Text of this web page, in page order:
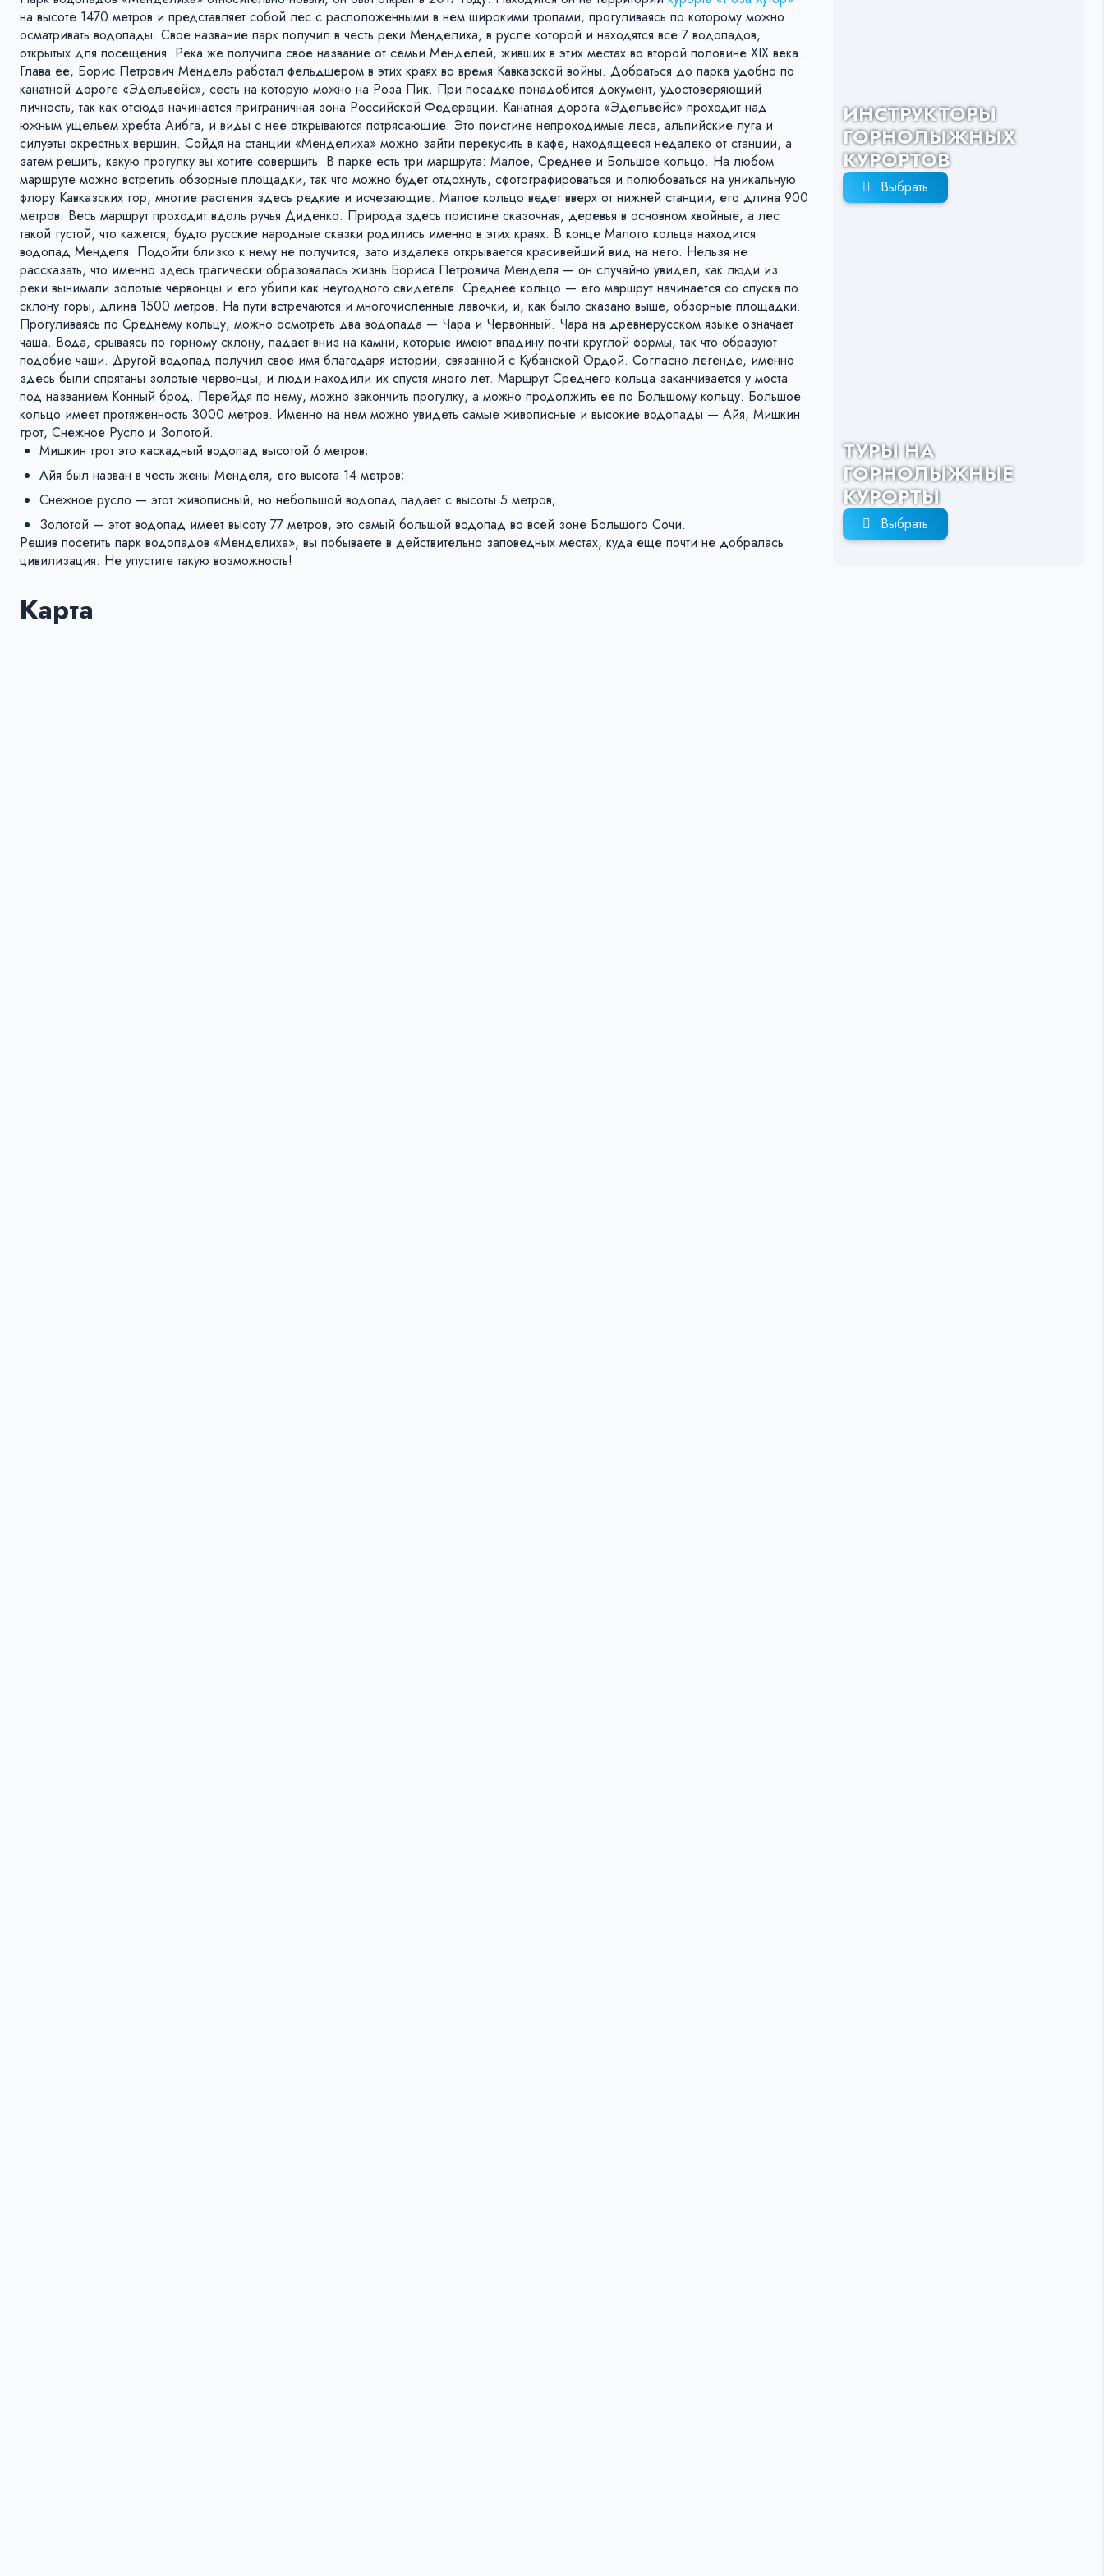
на высоте 1470 метров и представляет собой лес с расположенными в нем широкими тропами, прогуливаясь по которому можно
осматривать водопады. Свое название парк получил в честь реки Менделиха, в русле которой и находятся все 7 водопадов,
открытых для посещения. Река же получила свое название от семьи Менделей, живших в этих местах во второй половине XIX века.
Глава ее, Борис Петрович Мендель работал фельдшером в этих краях во время Кавказской войны. Добраться до парка удобно по
канатной дороге «Эдельвейс», сесть на которую можно на Роза Пик. При посадке понадобится документ, удостоверяющий
личность, так как отсюда начинается приграничная зона Российской Федерации. Канатная дорога «Эдельвейс» проходит над
южным ущельем хребта Аибга, и виды с нее открываются потрясающие. Это поистине непроходимые леса, альпийские луга и
силуэты окрестных вершин. Сойдя на станции «Менделиха» можно зайти перекусить в кафе, находящееся недалеко от станции, а
затем решить, какую прогулку вы хотите совершить. В парке есть три маршрута: Малое, Среднее и Большое кольцо. На любом
маршруте можно встретить обзорные площадки, так что можно будет отдохнуть, сфотографироваться и полюбоваться на уникальную
флору Кавказских гор, многие растения здесь редкие и исчезающие. Малое кольцо ведет вверх от нижней станции, его длина 900
метров. Весь маршрут проходит вдоль ручья Диденко. Природа здесь поистине сказочная, деревья в основном хвойные, а лес
такой густой, что кажется, будто русские народные сказки родились именно в этих краях. В конце Малого кольца находится
водопад Менделя. Подойти близко к нему не получится, зато издалека открывается красивейший вид на него. Нельзя не
рассказать, что именно здесь трагически образовалась жизнь Бориса Петровича Менделя — он случайно увидел, как люди из
реки вынимали золотые червонцы и его убили как неугодного свидетеля. Среднее кольцо — его маршрут начинается со спуска по
склону горы, длина 1500 метров. На пути встречаются и многочисленные лавочки, и, как было сказано выше, обзорные площадки.
Прогуливаясь по Среднему кольцу, можно осмотреть два водопада — Чара и Червонный. Чара на древнерусском языке означает
чаша. Вода, срываясь по горному склону, падает вниз на камни, которые имеют впадину почти круглой формы, так что образуют
подобие чаши. Другой водопад получил свое имя благодаря истории, связанной с Кубанской Ордой. Согласно легенде, именно
здесь были спрятаны золотые червонцы, и люди находили их спустя много лет. Маршрут Среднего кольца заканчивается у моста
под названием Конный брод. Перейдя по нему, можно закончить прогулку, а можно продолжить ее по Большому кольцу. Большое
кольцо имеет протяженность 3000 метров. Именно на нем можно увидеть самые живописные и высокие водопады — Айя, Мишкин
грот, Снежное Русло и Золотой.
Мишкин грот это каскадный водопад высотой 6 метров;
Айя был назван в честь жены Менделя, его высота 14 метров;
Снежное русло — этот живописный, но небольшой водопад падает с высоты 5 метров;
Золотой — этот водопад имеет высоту 77 метров, это самый большой водопад во всей зоне Большого Сочи.
Решив посетить парк водопадов «Менделиха», вы побываете в действительно заповедных местах, куда еще почти не добралась
цивилизация. Не упустите такую возможность!
Карта
ИНСТРУКТОРЫ
ГОРНОЛЫЖНЫХ
КУРОРТОВ
Выбрать
ТУРЫ НА
ГОРНОЛЫЖНЫЕ
КУРОРТЫ
Выбрать